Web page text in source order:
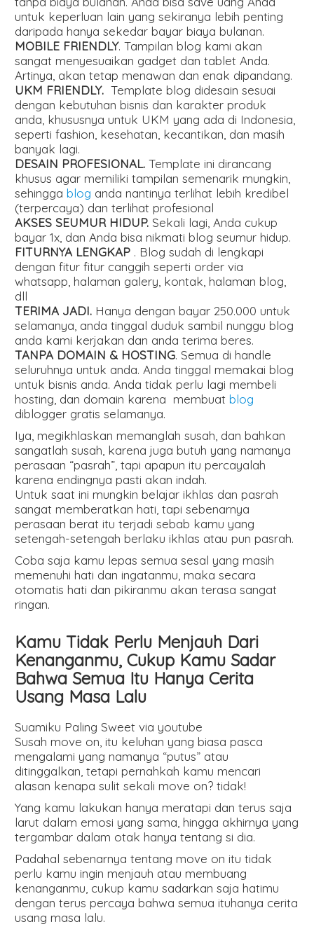
untuk keperluan lain yang sekiranya lebih penting
daripada hanya sekedar bayar biaya bulanan.
MOBILE FRIENDLY. Tampilan blog kami akan
sangat menyesuaikan gadget dan tablet Anda.
Artinya, akan tetap menawan dan enak dipandang.
UKM FRIENDLY. Template blog didesain sesuai
dengan kebutuhan bisnis dan karakter produk
anda, khususnya untuk UKM yang ada di Indonesia,
seperti fashion, kesehatan, kecantikan, dan masih
banyak lagi.
DESAIN PROFESIONAL. Template ini dirancang
khusus agar memiliki tampilan semenarik mungkin,
sehinggablog anda nantinya terlihat lebih kredibel
(terpercaya) dan terlihat profesional
AKSES SEUMUR HIDUP. Sekali lagi, Anda cukup
bayar 1x, dan Anda bisa nikmati blog seumur hidup.
FITURNYA LENGKAP . Blog sudah di lengkapi
dengan fitur fitur canggih seperti order via
whatsapp, halaman galery, kontak, halaman blog,
dll
TERIMA JADI. Hanya dengan bayar 250.000 untuk
selamanya, anda tinggal duduk sambil nunggu blog
anda kami kerjakan dan anda terima beres.
TANPA DOMAIN & HOSTING. Semua di handle
seluruhnya untuk anda. Anda tinggal memakai blog
untuk bisnis anda. Anda tidak perlu lagi membeli
hosting, dan domain karena membuatblog
diblogger gratis selamanya.
Iya, megikhlaskan memanglah susah, dan bahkan
sangatlah susah, karena juga butuh yang namanya
perasaan “pasrah”, tapi apapun itu percayalah
karena endingnya pasti akan indah.
Untuk saat ini mungkin belajar ikhlas dan pasrah
sangat memberatkan hati, tapi sebenarnya
perasaan berat itu terjadi sebab kamu yang
setengah-setengah berlaku ikhlas atau pun pasrah.
Coba saja kamu lepas semua sesal yang masih
memenuhi hati dan ingatanmu, maka secara
otomatis hati dan pikiranmu akan terasa sangat
ringan.
Kamu Tidak Perlu Menjauh Dari
Kenanganmu, Cukup Kamu Sadar
Bahwa Semua Itu Hanya Cerita
Usang Masa Lalu
Suamiku Paling Sweet via youtube
Susah move on, itu keluhan yang biasa pasca
mengalami yang namanya “putus” atau
ditinggalkan, tetapi pernahkah kamu mencari
alasan kenapa sulit sekali move on? tidak!
Yang kamu lakukan hanya meratapi dan terus saja
larut dalam emosi yang sama, hingga akhirnya yang
tergambar dalam otak hanya tentang si dia.
Padahal sebenarnya tentang move on itu tidak
perlu kamu ingin menjauh atau membuang
kenanganmu, cukup kamu sadarkan saja hatimu
dengan terus percaya bahwa semua ituhanya cerita
usang masa lalu.